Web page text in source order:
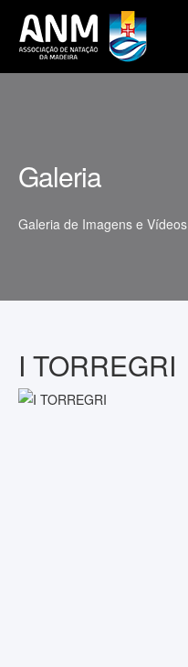
Pesquisar
Galeria
Galeria de Imagens e Vídeos
I TORREGRI